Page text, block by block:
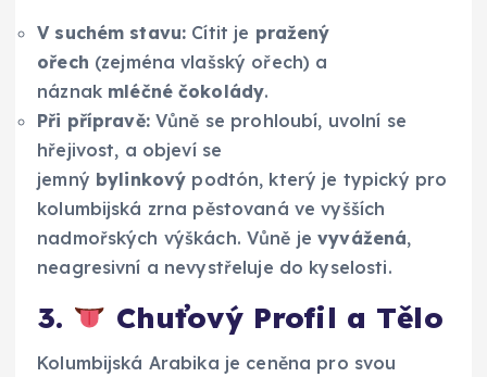
V suchém stavu: Cítit je pražený
ořech (zejména vlašský ořech) a
náznak mléčné čokolády.
Při přípravě:Vůně se prohloubí, uvolní se
hřejivost, a objeví se
jemný bylinkový podtón, který je typický pro
kolumbijská zrna pěstovaná ve vyšších
nadmořských výškách. Vůně jevyvážená,
neagresivní a nevystřeluje do kyselosti.
3. Chuťový Profil a Tělo
Kolumbijská Arabika je ceněna pro svou